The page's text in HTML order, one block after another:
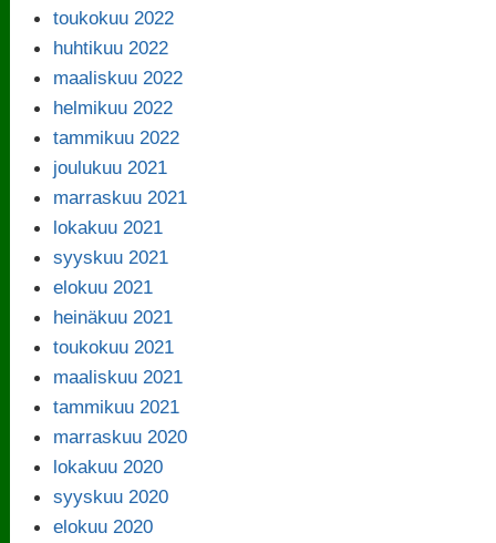
toukokuu 2022
huhtikuu 2022
maaliskuu 2022
helmikuu 2022
tammikuu 2022
joulukuu 2021
marraskuu 2021
lokakuu 2021
syyskuu 2021
elokuu 2021
heinäkuu 2021
toukokuu 2021
maaliskuu 2021
tammikuu 2021
marraskuu 2020
lokakuu 2020
syyskuu 2020
elokuu 2020